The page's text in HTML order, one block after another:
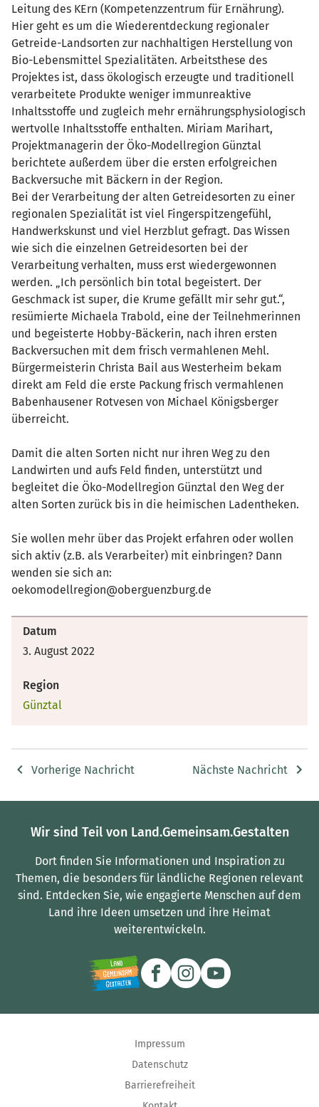
Leitung des KErn (Kompetenzzentrum für Ernährung).
Hier geht es um die Wiederentdeckung regionaler
Getreide-Landsorten zur nachhaltigen Herstellung von
Bio-Lebensmittel Spezialitäten. Arbeitsthese des
Projektes ist, dass ökologisch erzeugte und traditionell
verarbeitete Produkte weniger immunreaktive
Inhaltsstoffe und zugleich mehr ernährungsphysiologisch
wertvolle Inhaltsstoffe enthalten. Miriam Marihart,
Projektmanagerin der Öko-Modellregion Günztal
berichtete außerdem über die ersten erfolgreichen
Backversuche mit Bäckern in der Region.
Bei der Verarbeitung der alten Getreidesorten zu einer
regionalen Spezialität ist viel Fingerspitzengefühl,
Handwerkskunst und viel Herzblut gefragt. Das Wissen
wie sich die einzelnen Getreidesorten bei der
Verarbeitung verhalten, muss erst wiedergewonnen
werden. „Ich persönlich bin total begeistert. Der
Geschmack ist super, die Krume gefällt mir sehr gut.“,
resümierte Michaela Trabold, eine der Teilnehmerinnen
und begeisterte Hobby-Bäckerin, nach ihren ersten
Backversuchen mit dem frisch vermahlenen Mehl.
Bürgermeisterin Christa Bail aus Westerheim bekam
direkt am Feld die erste Packung frisch vermahlenen
Babenhausener Rotvesen von Michael Königsberger
überreicht.
Damit die alten Sorten nicht nur ihren Weg zu den
Landwirten und aufs Feld finden, unterstützt und
begleitet die Öko-Modellregion Günztal den Weg der
alten Sorten zurück bis in die heimischen Ladentheken.
Sie wollen mehr über das Projekt erfahren oder wollen
sich aktiv (z.B. als Verarbeiter) mit einbringen? Dann
wenden sie sich an:
oekomodellregion@oberguenzburg.de
Datum
3. August 2022
Region
Günztal
Vorherige Nachricht Nächste Nachricht
Wir sind Teil von Land.Gemeinsam.Gestalten
Dort finden Sie Informationen und Inspiration zu
Themen, die besonders für ländliche Regionen relevant
sind. Entdecken Sie, wie engagierte Menschen auf dem
Land ihre Ideen umsetzen und ihre Heimat
weiterentwickeln.
Impressum
Datenschutz
Barrierefreiheit